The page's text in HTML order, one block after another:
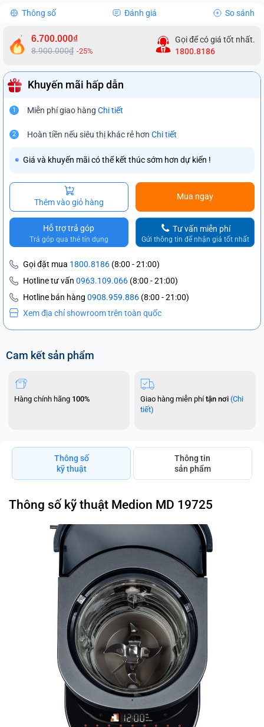
Thông số Đánh giá So sánh
6.700.000₫
8.900.000₫ -25%
Gọi để có giá tốt nhất.
1800.8186
Khuyến mãi hấp dẫn
1 Miễn phí giao hàng Chi tiết
2 Hoàn tiền nếu siêu thị khác rẻ hơn Chi tiết
Giá và khuyến mãi có thể kết thúc sớm hơn dự kiến !
Thêm vào giỏ hàng
Mua ngay
Hỗ trợ trả góp
Trả góp qua thẻ tín dụng
Tư vấn miễn phí
Gửi thông tin để nhận giá tốt nhất
Gọi đặt mua 1800.8186 (8:00 - 21:00)
Hotline tư vấn 0963.109.066 (8:00 - 21:00)
Hotline bán hàng 0908.959.886 (8:00 - 21:00)
Xem địa chỉ showroom trên toàn quốc
Cam kết sản phẩm
Hàng chính hãng 100% Giao hàng miễn phítận nơi (Chi
tiết)
Thông số
kỹ thuật
Thông tin
sản phẩm
Thông số kỹ thuật Medion MD 19725